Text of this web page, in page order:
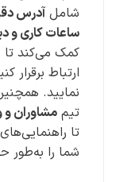
شامل آدرس
ساعات کاری و
کمک می‌کند تا
ارتباط برقرار
نمایید.
تیم مشاوران و
تا
شما را به‌طور